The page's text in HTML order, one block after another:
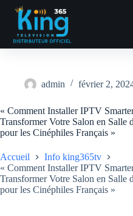
admin février 2,
« Comment Installer IPTV
Transformer Votre Salon en Salle
pour les Cinéphiles Français »
Accueil
Info king365tv
« Comment Installer IPTV
Transformer Votre Salon en Salle
pour les Cinéphiles Français »